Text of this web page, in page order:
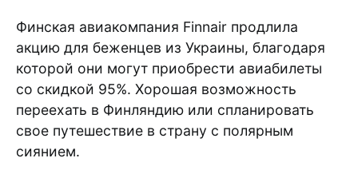
Финская авиакомпания Finnair продлила
акцию для беженцев из Украины, благодаря
которой они могут приобрести авиабилеты
со скидкой 95%. Хорошая возможность
переехать в Финляндию или спланировать
свое путешествие в страну с полярным
сиянием.